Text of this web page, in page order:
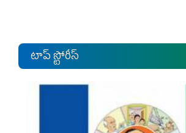
టాప్ స్టోరీస్